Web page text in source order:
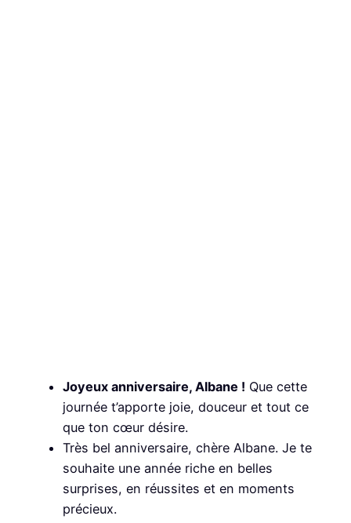
Joyeux anniversaire, Albane ! Que cette
journée t’apporte joie, douceur et tout ce
que ton cœur désire.
Très bel anniversaire, chère Albane. Je te
souhaite une année riche en belles
surprises, en réussites et en moments
précieux.